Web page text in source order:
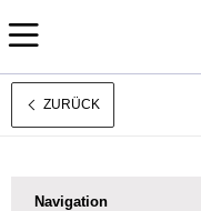
Rechtsprechung
ZURÜCK
Navigation